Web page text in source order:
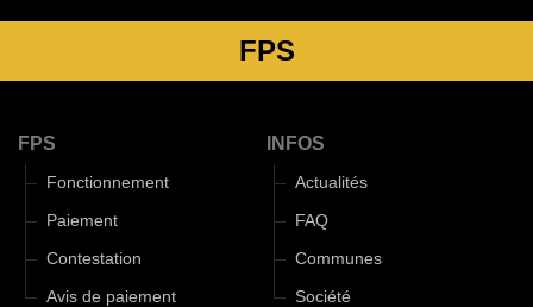
FPS
FPS
Fonctionnement
Paiement
Contestation
Avis de paiement
INFOS
Actualités
FAQ
Communes
Société